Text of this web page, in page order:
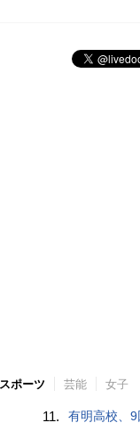
スポーツ 芸能 女子
11. 有明高校、